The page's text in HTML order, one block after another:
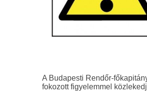
A Budapesti Rendőr-
fokozott figyelemmel